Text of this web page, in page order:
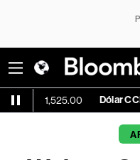
Dólar CCL BYMA